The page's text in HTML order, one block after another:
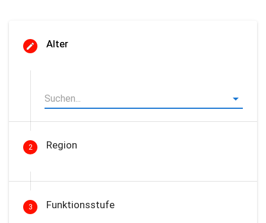
Alter
2 Region
3 Funktionsstufe